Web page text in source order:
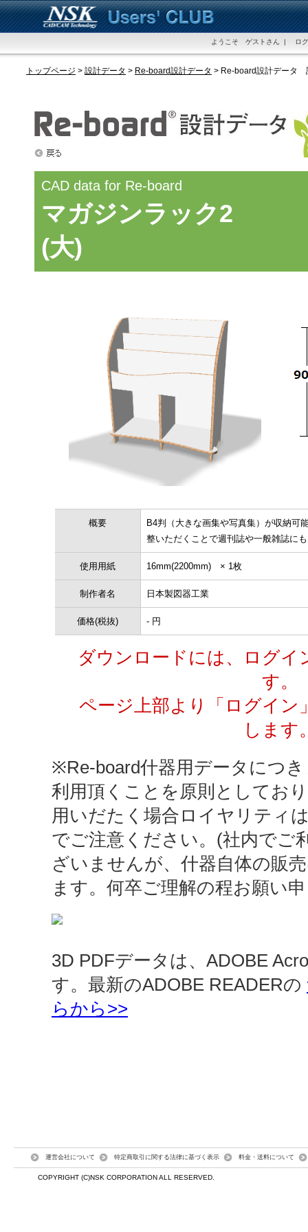
ようこそ ゲストさん | ロ
トップページ > 設計データ > Re-board設計データ > Re-board設計データ
CAD data for Re-board
マガジンラック2
(大)
概要
B4判（大きな画集や写真集）が収納可
整いただくことで週刊誌や一般雑誌に
使用用紙 16mm(2200mm) × 1枚
制作者名 日本製図器工業
価格(税抜) - 円
ダウンロードには、ログイ
す。
ページ上部より「ログイン
します
※Re-board什器用データにつ
利用頂くことを原則としてお
用いだたく場合ロイヤリティ
でご注意ください。(社内でご
ざいませんが、什器自体の販
ます。何卒ご理解の程お願い
3D PDFデータは、ADOBE
す。最新のADOBE READERの
らから>>
運営会社について 特定商取引に関する法律に基づく表示 料金・送料について
COPYRIGHT (C)NSK CORPORATION ALL RESERVED.